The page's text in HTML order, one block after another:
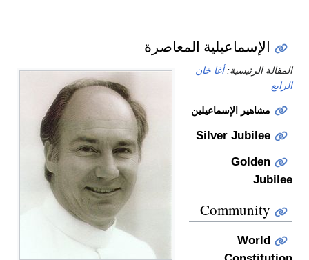
الإسماعيلية المعاصرة
المقالة الرئيسية:أغا خان
الرابع
مشاهير الإسماعيلين
Silver Jubilee
Golden
Jubilee
Community
World